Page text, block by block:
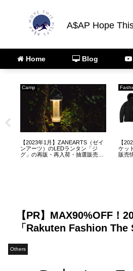
A$AP Hope
Home Blog
Camp
【2023年1月】ZANEARTS（ゼイ
ンアーツ）のLEDランタン「ジ
グ」の再販・再入荷・抽選販売に
【
ケッ
販売
【PR】MAX90%OFF！
「Rakuten Fashion The
Others